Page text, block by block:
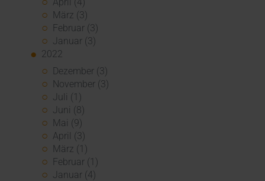
März (3)
Februar (3)
Januar (3)
2022
Dezember (3)
November (3)
Juli (1)
Juni (8)
Mai (9)
April (3)
März (1)
Februar (1)
Januar (4)